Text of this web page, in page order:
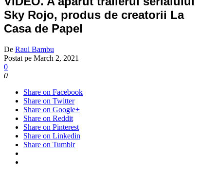
Sky Rojo, produs de creatorii La
Casa de Papel
De Raul Bambu
Postat pe March 2, 2021
0
0
Share on Facebook
Share on Twitter
Share on Google+
Share on Reddit
Share on Pinterest
Share on Linkedin
Share on Tumblr